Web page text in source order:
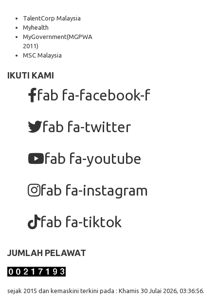
TalentCorp Malaysia
Myhealth
MyGovernment(MGPWA
2011)
MSC Malaysia
IKUTI KAMI
fab fa-facebook-f
fab fa-twitter
fab fa-youtube
fab fa-instagram
fab fa-tiktok
JUMLAH PELAWAT
sejak 2015 dan kemaskini terkini pada : Khamis 30 Julai 2026, 03:36:56.